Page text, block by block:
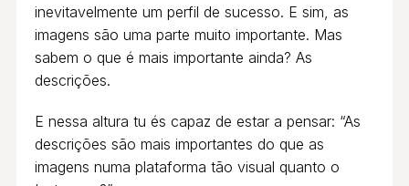
inevitavelmente um perfil de sucesso. E sim, as
imagens são uma parte muito importante. Mas
sabem o que é mais importante ainda? As
descrições.
E nessa altura tu és capaz de estar a pensar: “As
descrições são mais importantes do que as
imagens numa plataforma tão visual quanto o